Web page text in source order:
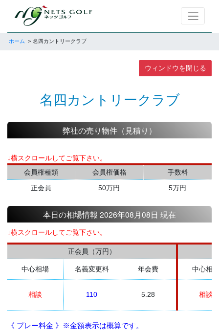
ホーム 名四カントリークラブ
ウィンドウを閉じる
名四カントリークラブ
弊社の売り物件（見積り）
↓横スクロールしてご覧下さい。
会員権種類
会員権価格
手数料
正会員
50万円 5万円
本日の相場情報 2026年08月08日 現在
↓横スクロールしてご覧下さい。
正会員（万円）
中心相場 名義変更料 年会費 中心相場
相談 110 5.28 相談
《 プレー料金 》※金額表示は概算です。